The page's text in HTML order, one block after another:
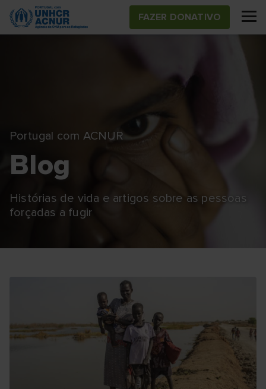
Skip
main
FAZER DONATIVO
Portugal com ACNUR
Blog
Histórias de vida e artigos sobre as pessoas
forçadas a fugir